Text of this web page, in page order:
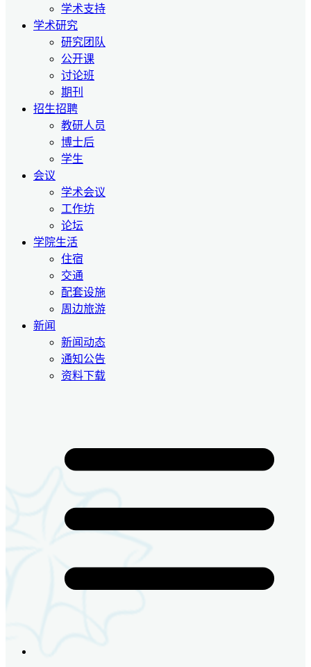
学术支持
学术研究
研究团队
公开课
讨论班
期刊
招生招聘
教研人员
博士后
学生
会议
学术会议
工作坊
论坛
学院生活
住宿
交通
配套设施
周边旅游
新闻
新闻动态
通知公告
资料下载